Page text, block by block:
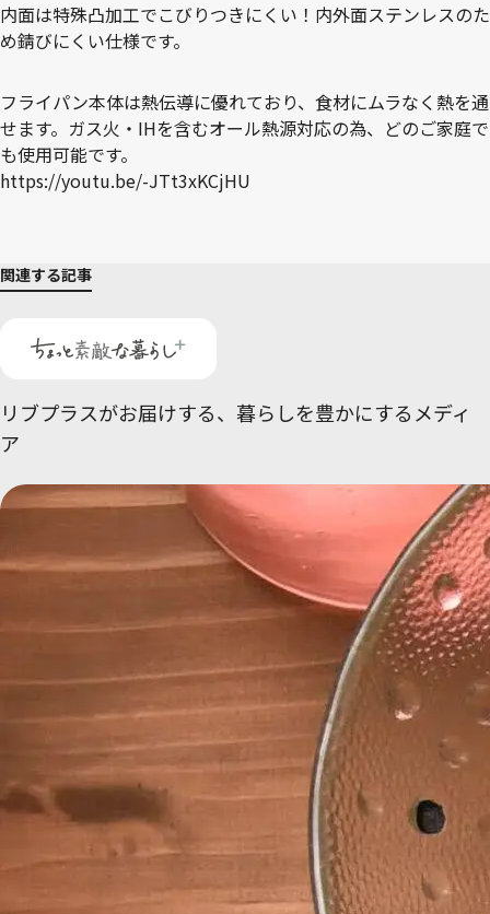
内面は特殊凸加工でこびりつきにくい！内外面ステンレスのた
め錆びにくい仕様です。
フライパン本体は熱伝導に優れており、食材にムラなく熱を通
せます。ガス火・IHを含むオール熱源対応の為、どのご家庭で
も使用可能です。
https://youtu.be/-JTt3xKCjHU
関連する記事
リブプラスがお届けする、 暮らしを豊かにするメディ
ア